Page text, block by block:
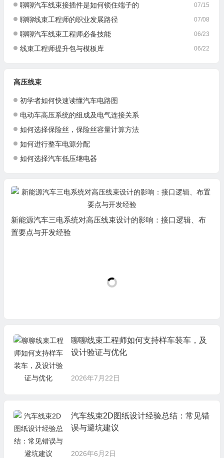
07/15
聊聊汽车线束接插件是如何锁住端子的
07/08
聊聊线束工程师的职业发展路径
06/23
聊聊汽车线束工程师必备技能
06/22
线束工程师提升包与模板库
高压线束
初学者如何快速读懂汽车电路图
电动车高压系统的组成及电气连接关系
如何选择保险丝，保险丝容量计算方法
如何进行整车电源分配
如何选择汽车低压继电器
新能源汽车三电系统对高压线束设计的影响：接口逻辑、布
置要点与开发经验
聊聊线束工程师如何支持样车装车，及
设计验证与优化
2026年7月22日
汽车线束2D图纸设计经验总结：常见错
误与避坑建议
2026年6月2日